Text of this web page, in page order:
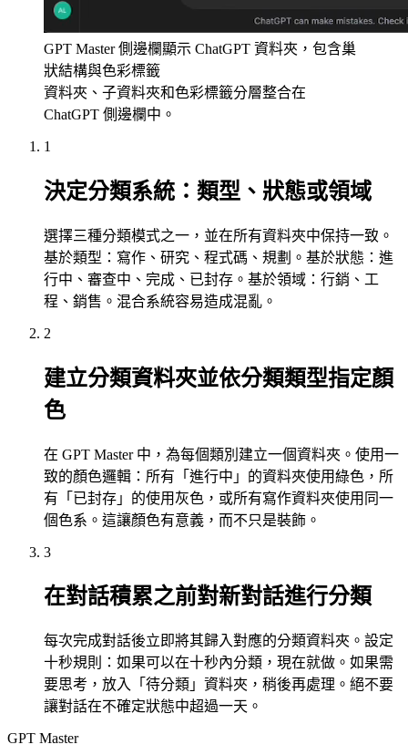
GPT Master 側邊欄顯示 ChatGPT 資料夾，包含巢
狀結構與色彩標籤
資料夾、子資料夾和色彩標籤分層整合在
ChatGPT 側邊欄中。
1
決定分類系統：類型、狀態或領域
選擇三種分類模式之一，並在所有資料夾中保持一致。
基於類型：寫作、研究、程式碼、規劃。基於狀態：進
行中、審查中、完成、已封存。基於領域：行銷、工
程、銷售。混合系統容易造成混亂。
2
建立分類資料夾並依分類類型指定顏
色
在 GPT Master 中，為每個類別建立一個資料夾。使用一
致的顏色邏輯：所有「進行中」的資料夾使用綠色，所
有「已封存」的使用灰色，或所有寫作資料夾使用同一
個色系。這讓顏色有意義，而不只是裝飾。
3
在對話積累之前對新對話進行分類
每次完成對話後立即將其歸入對應的分類資料夾。設定
十秒規則：如果可以在十秒內分類，現在就做。如果需
要思考，放入「待分類」資料夾，稍後再處理。絕不要
讓對話在不確定狀態中超過一天。
GPT Master